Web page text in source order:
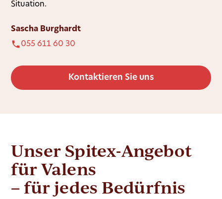
Situation.
Sascha Burghardt
055 611 60 30
Kontaktieren Sie uns
Unser Spitex-Angebot
für Valens
– für jedes Bedürfnis